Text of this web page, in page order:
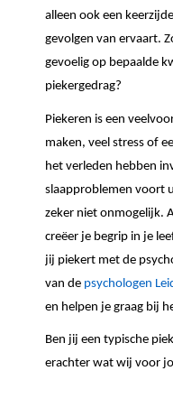
alleen ook een
gevolgen van ervaart.
gevoelig op bepaalde
piekergedrag?
Piekeren is een
maken, veel stress of
het verleden hebben
slaapproblemen voort
zeker niet onmogelijk.
creëer je begrip in je
jij piekert met de
van de psychologen
en helpen je graag bij
Ben jij een typische
erachter wat wij voor